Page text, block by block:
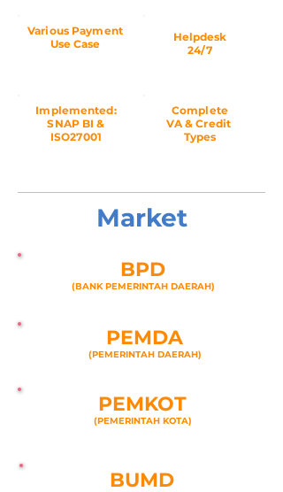
Various Payment
Use Case
Helpdesk
24/7
Implemented:
SNAP BI &
ISO27001
Complete
VA & Credit
Types
Market
BPD
(BANK PEMERINTAH DAERAH)
PEMDA
(PEMERINTAH DAERAH)
PEMKOT
(PEMERINTAH KOTA)
BUMD